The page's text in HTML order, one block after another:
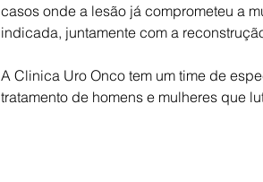
casos onde a lesão já comprometeu a
indicada, juntamente com a
A Clinica Uro Onco tem um time de
tratamento de homens e mulheres que